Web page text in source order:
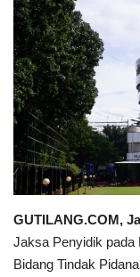
Keamanan
Kejahatan
Cybers Event
UMKM & Ekonomi
Pekerja Migran
Ekonomi
GUTILANG.COM,
Jaksa Penyidik pada
Bidang Tindak